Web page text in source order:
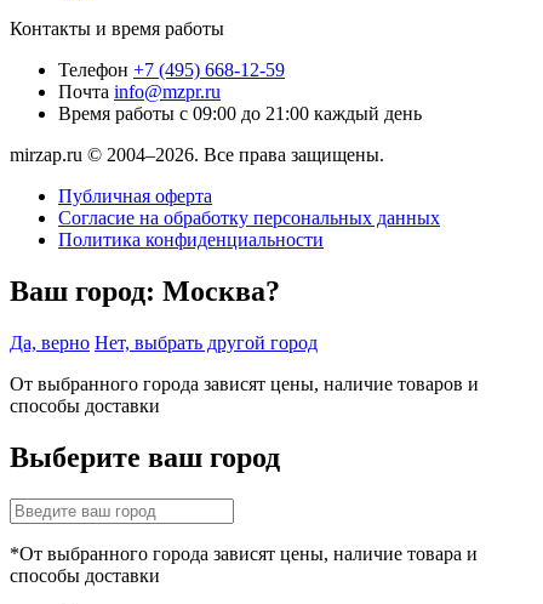
Контакты и время работы
Телефон +7 (495) 668-12-59
Почта info@mzpr.ru
Время работы с 09:00 до 21:00 каждый день
mirzap.ru © 2004–2026. Все права защищены.
Публичная оферта
Согласие на обработку персональных данных
Политика конфиденциальности
Ваш город: Москва?
Да, верно Нет, выбрать другой город
От выбранного города зависят цены, наличие товаров и
способы доставки
Выберите ваш город
*От выбранного города зависят цены, наличие товара и
способы доставки